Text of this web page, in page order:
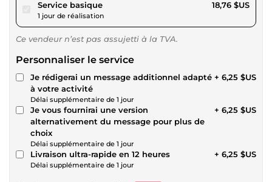
Service basiquepour 17,29 $US
1 jour de réalisation
18,76 $US
Ce vendeur n’est pas assujetti à la TVA.
Personnaliser le service
Je rédigerai un message additionnel adapté
à votre activité
Délai supplémentaire de 1 jour
+ 6,25 $US
Je vous fournirai une version
alternativement du message pour plus de
choix
Délai supplémentaire de 1 jour
+ 6,25 $US
Livraison ultra-rapide en 12 heures
Délai supplémentaire de 1 jour
+ 6,25 $US